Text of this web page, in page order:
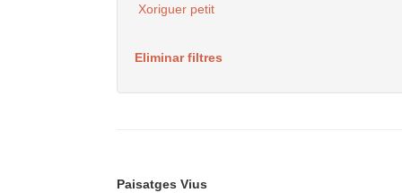
Xoriguer petit
Eliminar filtres
Paisatges Vius